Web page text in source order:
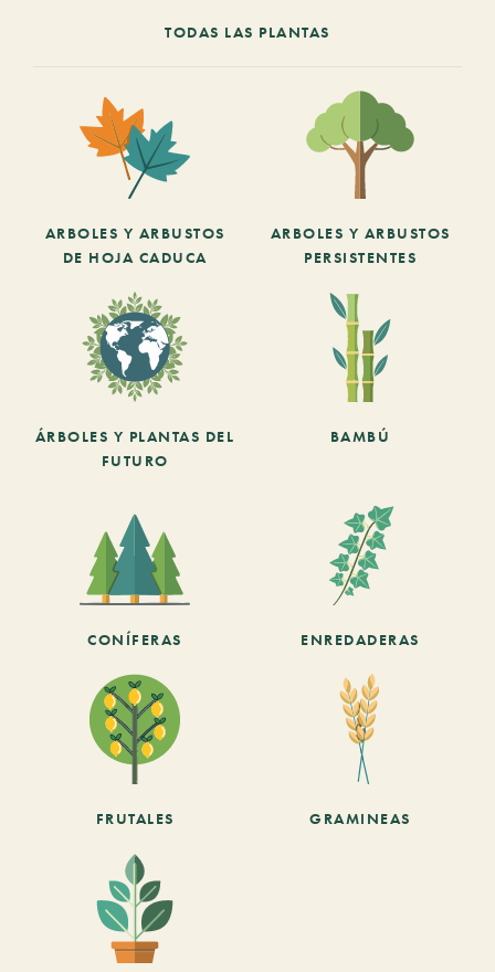
TODAS LAS PLANTAS
ARBOLES Y ARBUSTOS
DE HOJA CADUCA
ARBOLES Y ARBUSTOS
PERSISTENTES
ÁRBOLES Y PLANTAS DEL
FUTURO
BAMBÚ
CONÍFERAS ENREDADERAS
FRUTALES GRAMINEAS